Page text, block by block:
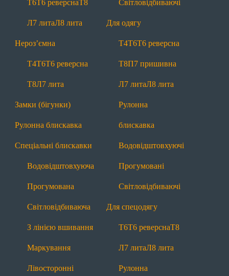
Т6Т6 реверснаТ8
Л7 литаЛ8 лита
Нероз’ємна
Т4Т6Т6 реверсна
Т8Л7 лита
Замки (бігунки)
Рулонна блискавка
Спеціальні блискавки
Водовідштовхуюча
Прогумована
Світловідбиваюча
З лінією вшивання
Маркування
Лівосторонні
Світловідбиваючі
Для одягу
Т4Т6Т6 реверсна
Т8П7 пришивна
Л7 литаЛ8 лита
Рулонна
блискавка
Водовідштовхуючі
Прогумовані
Світловідбиваючі
Для спецодягу
Т6Т6 реверснаТ8
Л7 литаЛ8 лита
Рулонна
Т6 Т6 реверсна Т8
Нероз'ємні
Т4 Т8
Замки (бігунки) Рулонна блискавка
Спеціальні
Водовідштовхуючі Прогумовані
Світловідбиваючі З лінією вшивання
Лівосторонні
Тасьма Мононитка
Додаткова інформація
Види блискавок
Карта кольорів